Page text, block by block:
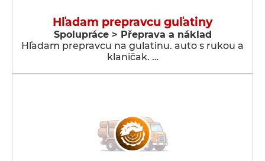
Hľadam prepravcu guľatiny
Spolupráce > Přeprava a náklad
Hľadam prepravcu na gulatinu. auto s rukou a
klaničak. …